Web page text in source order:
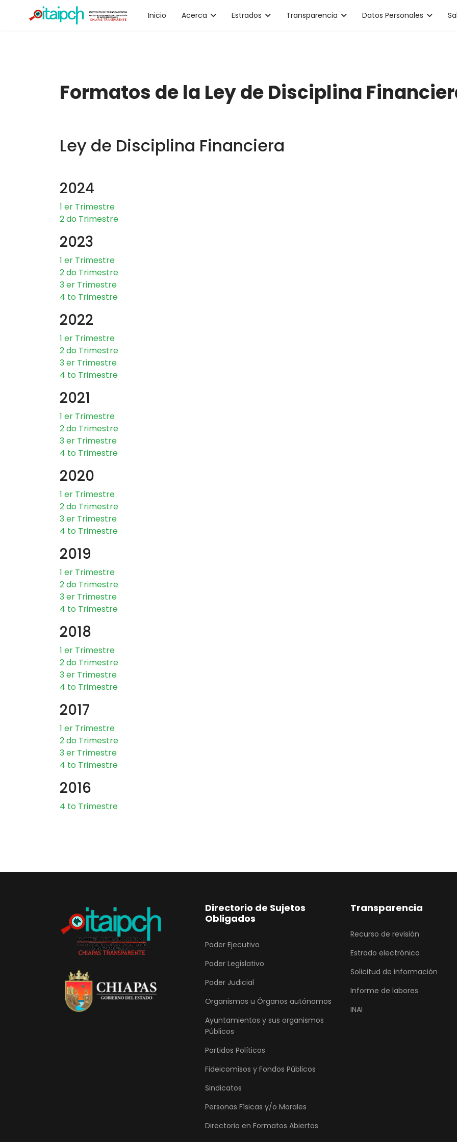
Inicio Acerca Estrados Transparencia Datos Personales
Formatos de la Ley de Disciplina
Ley de Disciplina Financiera
2024
1 er Trimestre
2 do Trimestre
2023
1 er Trimestre
2 do Trimestre
3 er Trimestre
4 to Trimestre
2022
1 er Trimestre
2 do Trimestre
3 er Trimestre
4 to Trimestre
2021
1 er Trimestre
2 do Trimestre
3 er Trimestre
4 to Trimestre
2020
1 er Trimestre
2 do Trimestre
3 er Trimestre
4 to Trimestre
2019
1 er Trimestre
2 do Trimestre
3 er Trimestre
4 to Trimestre
2018
1 er Trimestre
2 do Trimestre
3 er Trimestre
4 to Trimestre
2017
1 er Trimestre
2 do Trimestre
3 er Trimestre
4 to Trimestre
2016
4 to Trimestre
Directorio de Sujetos
Obligados
Poder Ejecutivo
Poder Legislativo
Poder Judicial
Organismos u Órganos autónomos
Ayuntamientos y sus organismos
Públicos
Partidos Políticos
Fideicomisos y Fondos Públicos
Sindicatos
Personas Físicas y/o Morales
Directorio en Formatos Abiertos
Transparencia
Recurso de revisión
Estrado electrónico
Solicitud de información
Informe de labores
INAI